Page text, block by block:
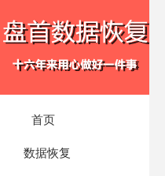
首页
数据恢复